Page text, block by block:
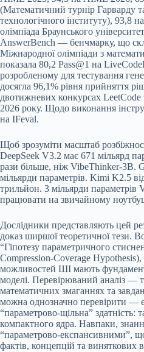
(Математичний турнір Гарварду
технологічного інституту), 93,8
олімпіада Браунського
AnswerBench — бенчмарку, що
Міжнародної олімпіади з
показала 80,2 Pass@1 на
розробленому для тестування
досягла 96,1% рівня прийняття
двотижневих конкурсах LeetCode
2026 року. Щодо виконання
на IFeval.
Щоб зрозуміти масштаб
DeepSeek V3.2 має 671 мільярд
рази більше, ніж VibeThinker-3B.
мільярди параметрів. Kimi K2.5
трильйон. 3 мільярди
працювати на звичайному
Дослідники представляють цей
доказ ширшої теоретичної тези.
“Гіпотезу параметричного
Compression-Coverage
можливостей ШІ мають
моделі. Перевірюваний аналіз —
математичних змаганнях та
можна однозначно перевірити —
“параметрово-щільна”
компактного ядра. Навпаки,
“параметрово-експансивними”,
фактів, концепцій та